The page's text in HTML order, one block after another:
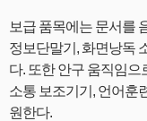
보급 품목에는 문서를
정보단말기, 화면낭독
다. 또한 안구 움직임
소통 보조기기, 언어훈
원한다.